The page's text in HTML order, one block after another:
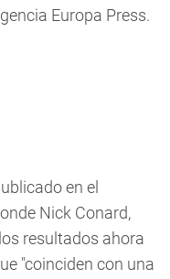
Europa Press.
en el
Nick Conard,
resultados ahora
"coinciden con una